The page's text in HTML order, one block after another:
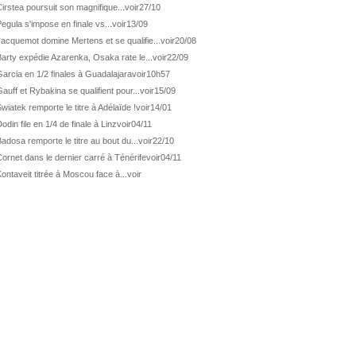
Wash. De Minaur éliminé en 1/4
Los Cabos Géa en finale !
Los Cabos 1ère 1/2 finale pour Géa
Wash. Pas de 1/4 pour Humbert et Atmane
Washington Déjà fini pour Fernandez
Washington De Minaur domine Tsitsipas
ATP Washington Fritz et Musetti en 1/8èmes
poursuit son magnifique... voir27/10
s'impose en finale vs... voir13/09
domine Mertens et se qualifie... voir20/08
expédie Azarenka, Osaka rate le... voir22/09
en 1/2 finales à Guadalajaravoir10h57
et Rybakina se qualifient pour... voir15/09
remporte le titre à Adélaïde !voir14/01
file en 1/4 de finale à Linzvoir04/11
remporte le titre au bout du... voir22/10
dans le dernier carré à Ténérifevoir04/11
titrée à Moscou face à... voir